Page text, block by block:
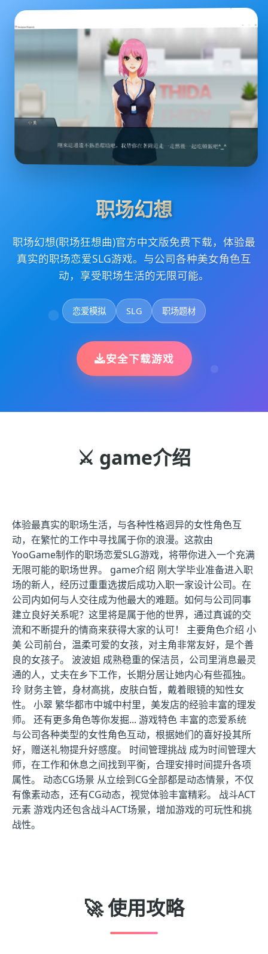
职场幻想
职场幻想(职场狂想曲)官方中文版免费下载，体验最
真实的职场恋爱SLG游戏。与公司各种美女角色互
动，享受职场生活的无限可能。
恋爱模拟 SLG 职场题材
安全下载游戏
⚔️ game介绍
体验最真实的职场生活，与各种性格迥异的女性角色互
动，在繁忙的工作中寻找属于你的浪漫。这款由
YooGame制作的职场恋爱SLG游戏，将带你进入一个充满
无限可能的职场世界。 game介绍 刚大学毕业准备进入职
场的新人，经历过重重选拔后成功入职一家设计公司。在
公司内如何与人交往成为他最大的难题。如何与公司同事
建立良好关系呢？这里将是属于他的世界，通过真诚的交
流和不断提升的情商来获得大家的认可！ 主要角色介绍 小
美 公司前台，温柔可爱的女孩，对主角非常友好，是个善
良的女孩子。 波波姐 成熟稳重的保洁员，公司里消息最灵
通的人，丈夫在乡下工作，长期分居让她内心有些孤独。
玲 财务主管，身材高挑，皮肤白皙，戴着眼镜的知性女
性。 小翠 繁华都市中城中村里，美发店的经验丰富的理发
师。 还有更多角色等你发掘... 游戏特色 丰富的恋爱系统
与公司各种类型的女性角色互动，根据她们的喜好投其所
好，赠送礼物提升好感度。 时间管理挑战 成为时间管理大
师，在工作和休息之间找到平衡，合理安排时间提升各项
属性。 动态CG场景 从立绘到CG全部都是动态情景，不仅
有像素动态，还有CG动态，视觉体验丰富精彩。 战斗ACT
元素 游戏内还包含战斗ACT场景，增加游戏的可玩性和挑
战性。
🚀 使用攻略